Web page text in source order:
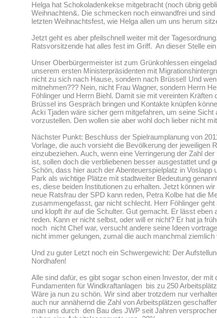
Helga hat Schokoladenkekse mitgebracht (noch übrig
Weihnachten&. Die schmecken noch einwandfrei und
letzten Weihnachtsfest, wie Helga allen um uns herum
Jetzt geht es aber pfeilschnell weiter mit der
Ratsvorsitzende hat alles fest im Griff. An dieser Stelle
Unser Oberbürgermeister ist zum Grünkohlessen
unserem ersten Ministerpräsidenten mit
nicht zu sich nach Hause, sondern nach Brüssel! Und
mitnehmen??? Nein, nicht Frau Wagner, sondern Herrn
Föhlinger und Herrn Biehl. Damit sie mit vereinten Kräften
Brüssel ins Gespräch bringen und Kontakte knüpfen
Acki Tjaden wäre sicher gern mitgefahren, um seine Sicht
vorzustellen. Den wollen sie aber wohl doch lieber nicht
Nächster Punkt: Beschluss der Spielraumplanung von
Vorlage, die auch vorsieht die Bevölkerung der jeweiligen
einzubeziehen. Auch, wenn eine Verringerung der Zahl
ist, sollen doch die verbliebenen besser ausgestattet und
Schön, dass hier auch der Abenteuerspielplatz in Voslapp
Park als wichtige Plätze mit stadtweiter Bedeutung
es, diese beiden Institutionen zu erhalten. Jetzt können
neue Ratsfrau der SPD kann reden, Petra Kolbe hat die
zusammengefasst, gar nicht schlecht. Herr Föhlinger geht
und klopft ihr auf die Schulter. Gut gemacht. Er lässt eben
reden. Kann er nicht selbst, oder will er nicht? Er hat ja
noch nicht Chef war, versucht andere seine Ideen
nicht immer gelungen, zumal die auch manchmal
Und zu guter Letzt noch ein Schwergewicht: Der
Nordhafen!
Alle sind dafür, es gibt sogar schon einen Investor, der mit
Fundamenten für Windkraftanlagen bis zu 250
Wäre ja nun zu schön. Wir sind aber trotzdem nur
auch nur annähernd die Zahl von Arbeitsplätzen
man uns durch den Bau des JWP seit Jahren